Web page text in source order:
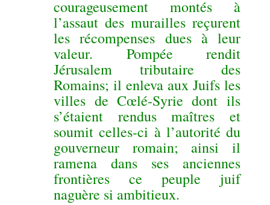
courageusement montés à
l’assaut des murailles reçurent
les récompenses dues à leur
valeur. Pompée rendit
Jérusalem tributaire des
Romains; il enleva aux Juifs les
villes de Cœlé-Syrie dont ils
s’étaient rendus maîtres et
soumit celles-ci à l’autorité du
gouverneur romain; ainsi il
ramena dans ses anciennes
frontières ce peuple juif
naguère si ambitieux.